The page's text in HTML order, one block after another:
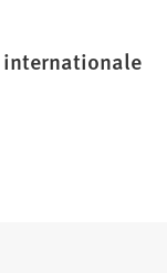
internationale